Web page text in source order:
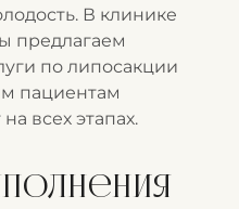
В клинике
предлагаем
по липосакции
пациентам
всех этапах.